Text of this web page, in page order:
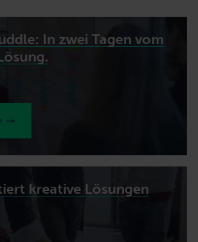
In zwei Tagen vom
kreative Lösungen